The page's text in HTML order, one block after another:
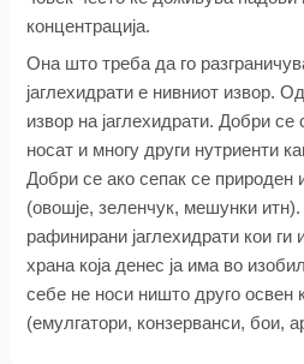
концентрација.
Она што треба да го
јаглехидрати е нивниот извор.
извор на јаглехидрати. Добри се
носат и многу други нутриенти
Добри се ако сепак се природен
(овошје, зеленчук, мешунки
рафинирани јаглехидрати кои
храна која денес ја има во
себе не носи ништо друго освен
(емулгатори, конзерванси, бои,